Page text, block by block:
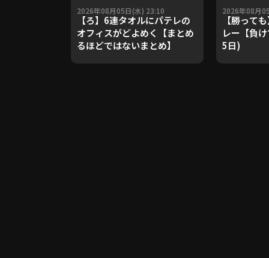
2026年08月05日(水) 23:10
【ろ】6連タオルにパテレの
オフィスがどよめく【まとめ
るほどではないまとめ】
2026年08月
【勝って
レー【負
5日)